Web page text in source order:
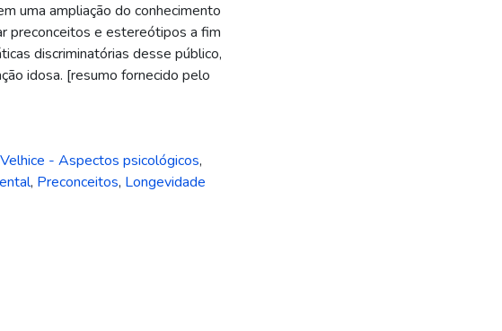
uma ampliação do conhecimento
preconceitos e estereótipos a fim
discriminatórias desse público,
idosa. [resumo fornecido pelo
Velhice - Aspectos psicológicos,
, Preconceitos, Longevidade